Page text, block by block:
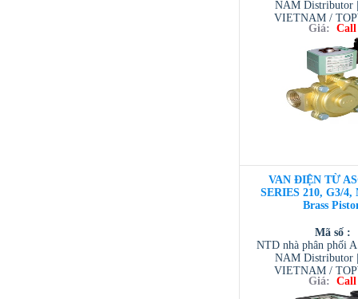
NAM Distributor
VIETNAM /
VIETNAM /
/ TESCOM
Giá: Call
VAN ĐIỆN TỪ
SERIES 210, G3/4,
Brass
Mã số :
NTD nhà phân phối
NAM Distributor
VIETNAM /
VIETNAM /
/ TESCOM
Giá: Call